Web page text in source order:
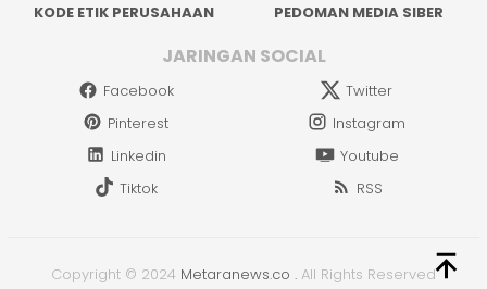
KODE ETIK PERUSAHAAN
PEDOMAN MEDIA SIBER
JARINGAN SOCIAL
Facebook
Twitter
Pinterest
Instagram
Linkedin
Youtube
Tiktok
RSS
Copyright © 2024 Metaranews.co . All Rights Reserved